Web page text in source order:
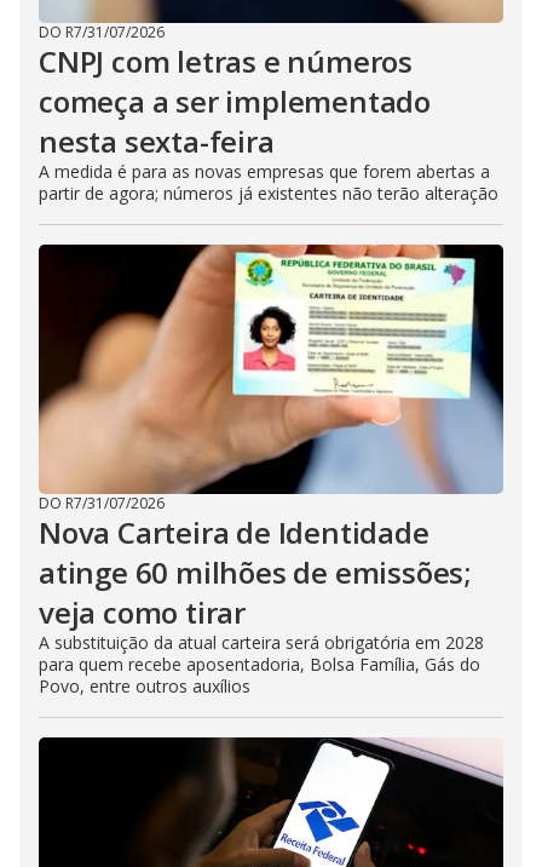
DO R7/31/07/2026
CNPJ com letras e números
começa a ser implementado
nesta sexta-feira
A medida é para as novas empresas que forem abertas a
partir de agora; números já existentes não terão alteração
DO R7/31/07/2026
Nova Carteira de Identidade
atinge 60 milhões de emissões;
veja como tirar
A substituição da atual carteira será obrigatória em 2028
para quem recebe aposentadoria, Bolsa Família, Gás do
Povo, entre outros auxílios